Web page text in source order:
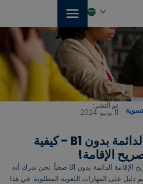
العربية‏
تم النشر:
11 يونيو 2024
تصريح الإقامة الدائمة بدون B1 - كيفية
الإقامة!
قد يكون الطريق إلى تصريح الإقامة الدائمة بدون B1 صعباً. نحن ندرك أنه
دليل على المهارات اللغوية المطلوبة. في هذا